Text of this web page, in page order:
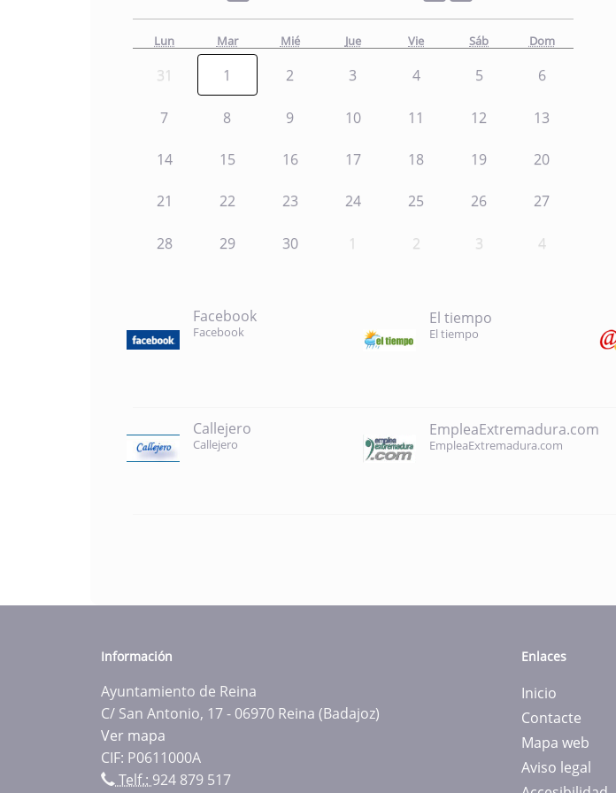
Lun Mar Mié Jue Vie Sáb Dom
31 1 2 3 4 5 6
7 8 9 10 11 12 13
14 15 16 17 18 19 20
21 22 23 24 25 26 27
28 29 30 1 2 3 4
Facebook
Facebook
El tiempo
El tiempo
Callejero
Callejero
EmpleaExtremadura.com
EmpleaExtremadura.com
Información
Ayuntamiento de Reina
C/ San Antonio, 17 - 06970 Reina (Badajoz)
Ver mapa
CIF: P0611000A
Telf.:924 879 517
Enlaces
Inicio
Contacte
Mapa web
Aviso legal